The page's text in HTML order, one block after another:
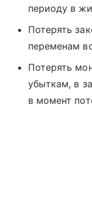
периоду в
Потерять
переменам
Потерять
убыткам, в
в момент